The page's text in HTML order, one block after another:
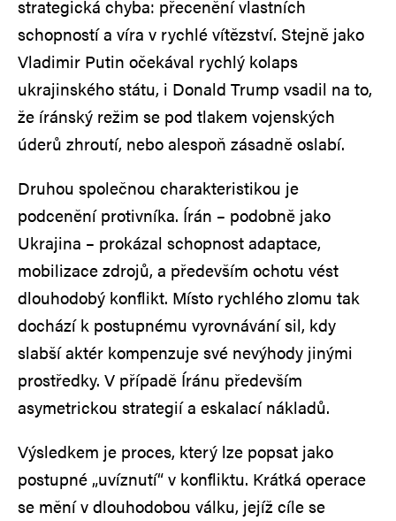
strategická chyba: přecenění vlastních
schopností a víra v rychlé vítězství. Stejně jako
Vladimir Putin očekával rychlý kolaps
ukrajinského státu, i Donald Trump vsadil na to,
že íránský režim se pod tlakem vojenských
úderů zhroutí, nebo alespoň zásadně oslabí.
Druhou společnou charakteristikou je
podcenění protivníka. Írán – podobně jako
Ukrajina – prokázal schopnost adaptace,
mobilizace zdrojů, a především ochotu vést
dlouhodobý konflikt. Místo rychlého zlomu tak
dochází k postupnému vyrovnávání sil, kdy
slabší aktér kompenzuje své nevýhody jinými
prostředky. V případě Íránu především
asymetrickou strategií a eskalací nákladů.
Výsledkem je proces, který lze popsat jako
postupné „uvíznutí“ v konfliktu. Krátká operace
se mění v dlouhodobou válku, jejíž cíle se